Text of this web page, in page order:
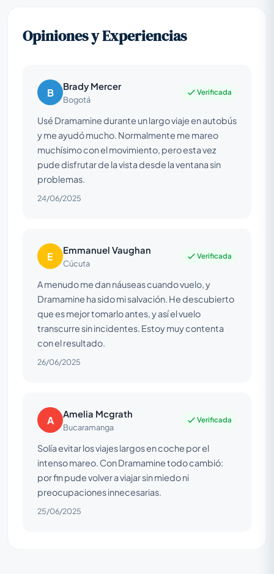
Opiniones y Experiencias
B Brady Mercer
Bogotá
Verificada
Usé Dramamine durante un largo viaje en autobús
y me ayudó mucho. Normalmente me mareo
muchísimo con el movimiento, pero esta vez
pude disfrutar de la vista desde la ventana sin
problemas.
24/06/2025
E Emmanuel Vaughan
Cúcuta
Verificada
A menudo me dan náuseas cuando vuelo, y
Dramamine ha sido mi salvación. He descubierto
que es mejor tomarlo antes, y así el vuelo
transcurre sin incidentes. Estoy muy contenta
con el resultado.
26/06/2025
A Amelia Mcgrath
Bucaramanga
Verificada
Solía evitar los viajes largos en coche por el
intenso mareo. Con Dramamine todo cambió:
por fin pude volver a viajar sin miedo ni
preocupaciones innecesarias.
25/06/2025